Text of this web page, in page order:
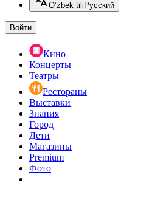
O’zbek tili Русский
Войти
Кино
Концерты
Театры
Рестораны
Выставки
Знания
Город
Дети
Магазины
Premium
Фото